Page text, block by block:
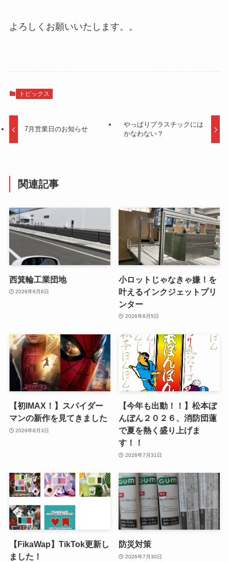
よろしくお願いいたします。。
トピックス
7月営業日のお知らせ
やっぱりプラスチックには
かなわない？
関連記事
西箕輪工業団地
2026年8月6日
小ロットじゃなきゃ嫌！を
叶えるインクジェットプリ
ンター
2026年8月5日
【初IMAX！】スパイダー
マンの新作を見てきました
2026年8月3日
【今年も出動！！】松本ぼ
んぼん２０２６、消防団蓮
で夏を熱く盛り上げま
す！！
2026年7月31日
【FikaWap】TikTok更新し
ました！
防災対策
2026年7月30日